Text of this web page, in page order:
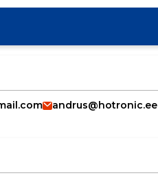
andrus@hotronic.ee